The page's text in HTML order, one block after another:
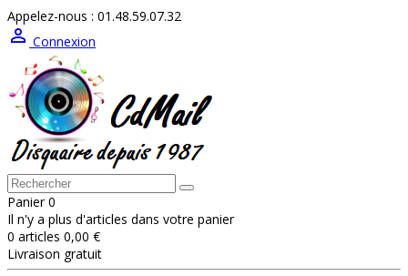
Appelez-nous : 01.48.59.07.32
 Connexion
Panier 0
Il n'y a plus d'articles dans votre panier
0 articles 0,00 €
Livraison gratuit